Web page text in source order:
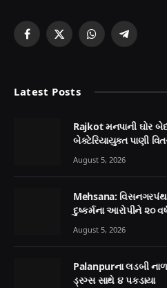
Facebook
X
WhatsAppTelegram
Latest Posts
Rajkot મનપાની ઘોર
બેક્ટેરિયાયુક્ત પાણી
August 5, 2026
Mehsana:
દુષ્કર્મના આરોપીને ૨૦
August 5, 2026
Palanpurના લડબી
ડ્રગ્સ સાથે ૪ પકડાયા